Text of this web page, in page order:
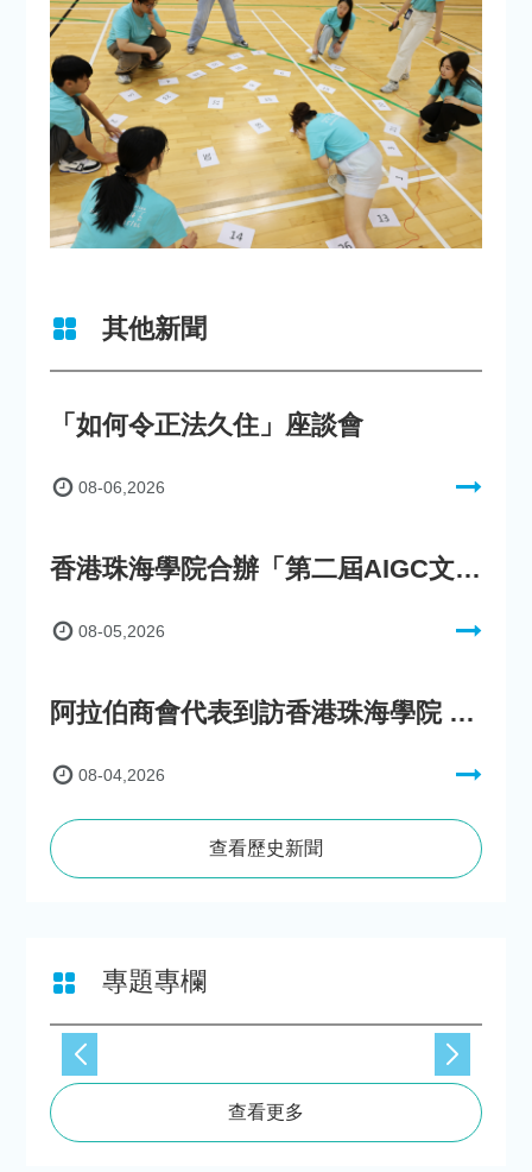
其他新聞
「如何令正法久住」座談會
08-06,2026
香港珠海學院合辦「第二屆AIGC文化數字內容創作比賽」
08-05,2026
阿拉伯商會代表到訪香港珠海學院 參與「一帶一路」政策圓桌會議
08-04,2026
查看歷史新聞
專題專欄
查看更多